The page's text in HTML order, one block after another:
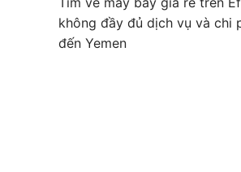
không đầy đủ dịch vụ và chi
đến Yemen